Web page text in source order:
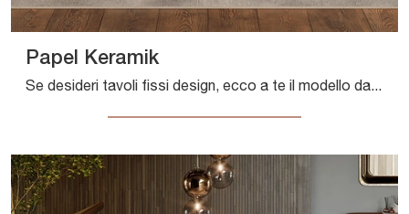
Papel Keramik
Se desideri tavoli fissi design, ecco a te il modello da pranzo in ceramica Papel Keramik del marchio Cattelan Italia.